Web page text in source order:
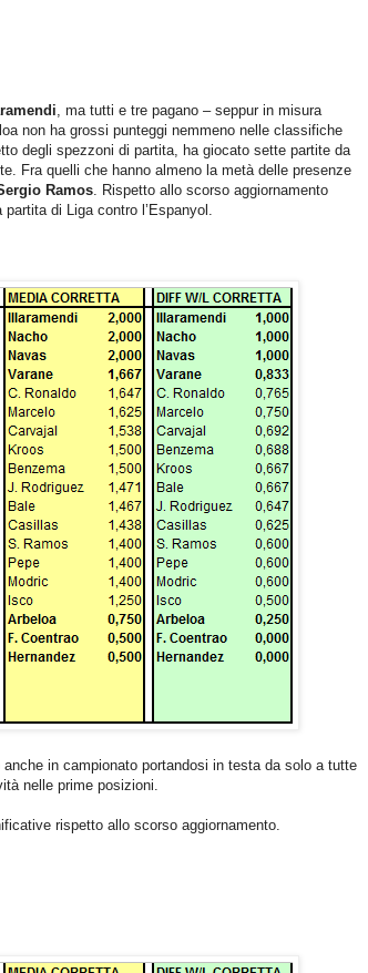
, ma tutti e tre pagano – seppur in misura
non ha grossi punteggi nemmeno nelle classifiche
degli spezzoni di partita, ha giocato sette partite da
Fra quelli che hanno almeno la metà delle presenze
Ramos. Rispetto allo scorso aggiornamento
di Liga contro l’Espanyol.
in campionato portandosi in testa da solo a tutte
nelle prime posizioni.
rispetto allo scorso aggiornamento.